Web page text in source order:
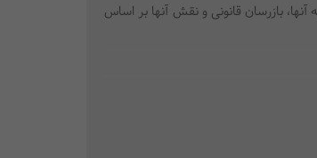
بازرسان قانونی و نقش آنها بر اساس
و کارمزدی)، مسائل مربوط به قراردادهای